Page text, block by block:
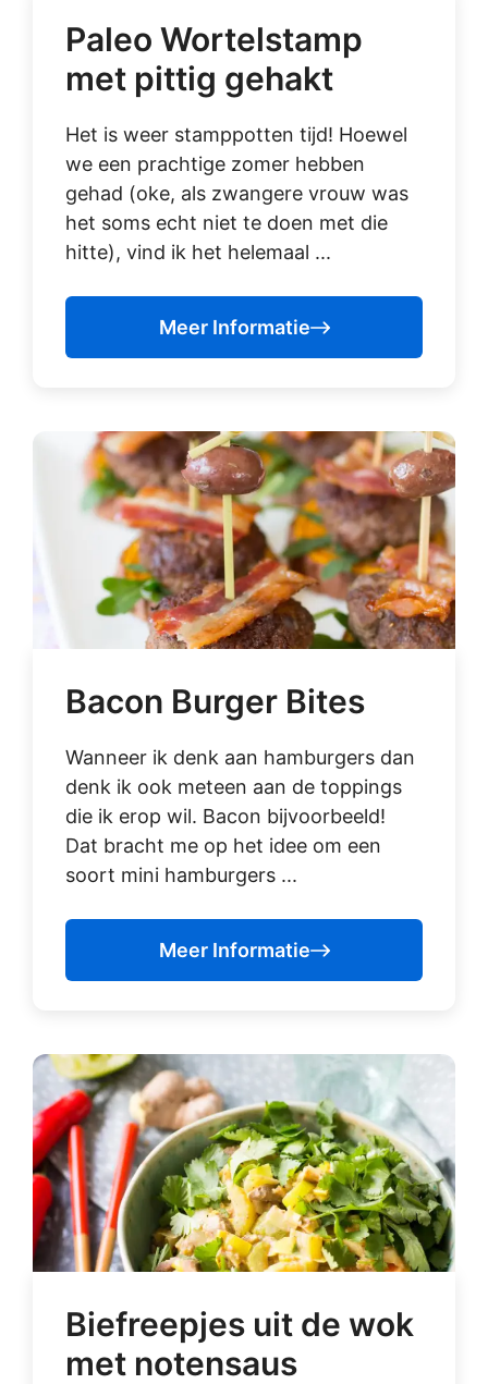
Paleo Wortelstamp
met pittig gehakt
Het is weer stamppotten tijd! Hoewel
we een prachtige zomer hebben
gehad (oke, als zwangere vrouw was
het soms echt niet te doen met die
hitte), vind ik het helemaal ...
Meer Informatie
Bacon Burger Bites
Wanneer ik denk aan hamburgers dan
denk ik ook meteen aan de toppings
die ik erop wil. Bacon bijvoorbeeld!
Dat bracht me op het idee om een
soort mini hamburgers ...
Meer Informatie
Biefreepjes uit de wok
met notensaus